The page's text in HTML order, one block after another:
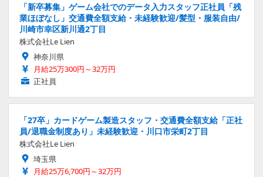
「新卒募集」ゲーム会社でのデータ入力スタッフ正社員「残
業ほぼなし」交通費全額支給・未経験歓迎/髪型・服装自由/
川崎市幸区新川通2丁目
株式会社Le Lien
神奈川県
月給25万300円～32万円
正社員
「27卒」カードゲーム製造スタッフ・交通費全額支給「正社
員/退職金制度あり」未経験歓迎・川口市栄町2丁目
株式会社Le Lien
埼玉県
月給25万6,700円～32万円